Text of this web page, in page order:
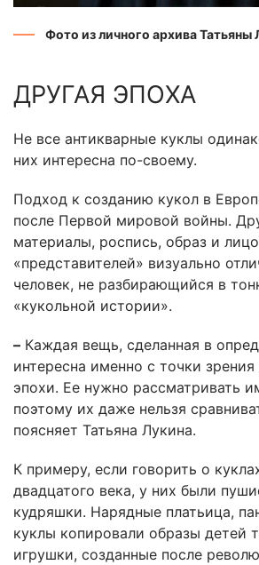
Фото из личного архива Татьяны
ДРУГАЯ ЭПОХА
Не все антикварные куклы
них интересна по-своему.
Подход к созданию кукол в
после Первой мировой войны.
материалы, роспись, образ и
«представителей» визуально
человек, не разбирающийся в
«кукольной истории».
– Каждая вещь, сделанная в
интересна именно с точки
эпохи. Ее нужно рассматривать
поэтому их даже нельзя
поясняет Татьяна Лукина.
К примеру, если говорить о
двадцатого века, у них были
кудряшки. Нарядные платьица,
куклы копировали образы детей
игрушки, созданные после